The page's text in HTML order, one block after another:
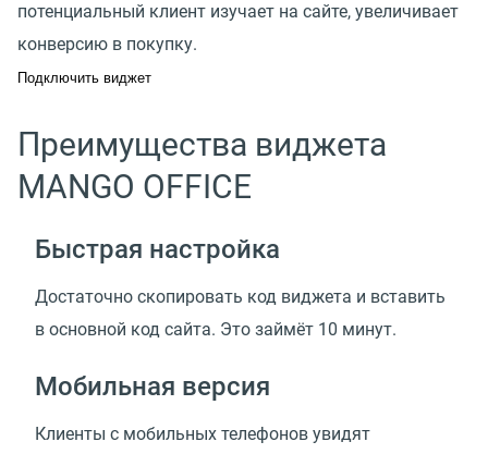
потенциальный клиент изучает на сайте, увеличивает
конверсию в покупку.
Подключить виджет
Преимущества виджета
MANGO OFFICE
Быстрая настройка
Достаточно скопировать код виджета и вставить
в основной код сайта. Это займёт 10 минут.
Мобильная версия
Клиенты с мобильных телефонов увидят